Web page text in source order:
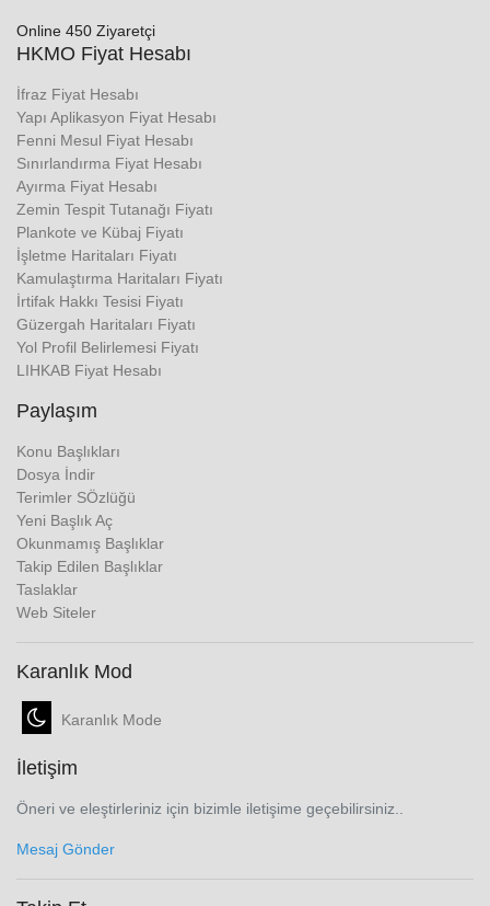
Online 450 Ziyaretçi
HKMO Fiyat Hesabı
İfraz Fiyat Hesabı
Yapı Aplikasyon Fiyat Hesabı
Fenni Mesul Fiyat Hesabı
Sınırlandırma Fiyat Hesabı
Ayırma Fiyat Hesabı
Zemin Tespit Tutanağı Fiyatı
Plankote ve Kübaj Fiyatı
İşletme Haritaları Fiyatı
Kamulaştırma Haritaları Fiyatı
İrtifak Hakkı Tesisi Fiyatı
Güzergah Haritaları Fiyatı
Yol Profil Belirlemesi Fiyatı
LIHKAB Fiyat Hesabı
Paylaşım
Konu Başlıkları
Dosya İndir
Terimler SÖzlüğü
Yeni Başlık Aç
Okunmamış Başlıklar
Takip Edilen Başlıklar
Taslaklar
Web Siteler
Karanlık Mod
Karanlık Mode
İletişim
Öneri ve eleştirleriniz için bizimle iletişime geçebilirsiniz..
Mesaj Gönder